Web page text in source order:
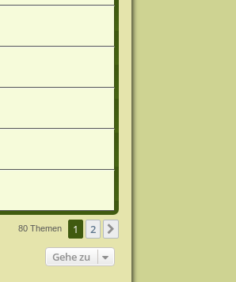
80 Themen 1 2
Gehe zu